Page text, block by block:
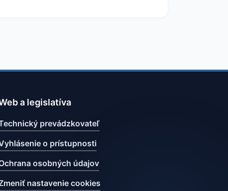
a legislatíva
prevádzkovateľ
o prístupnosti
osobných údajov
nastavenie cookies